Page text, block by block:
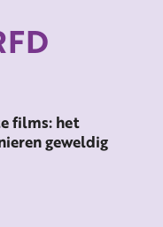
films: het
geweldig